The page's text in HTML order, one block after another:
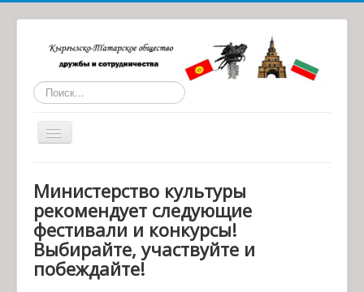
Искать...
Toggle
О нас
Статьи
Обратная связь
Наши партнеры
Министерство культуры
рекомендует следующие
фестивали и конкурсы!
Выбирайте, участвуйте и
побеждайте!